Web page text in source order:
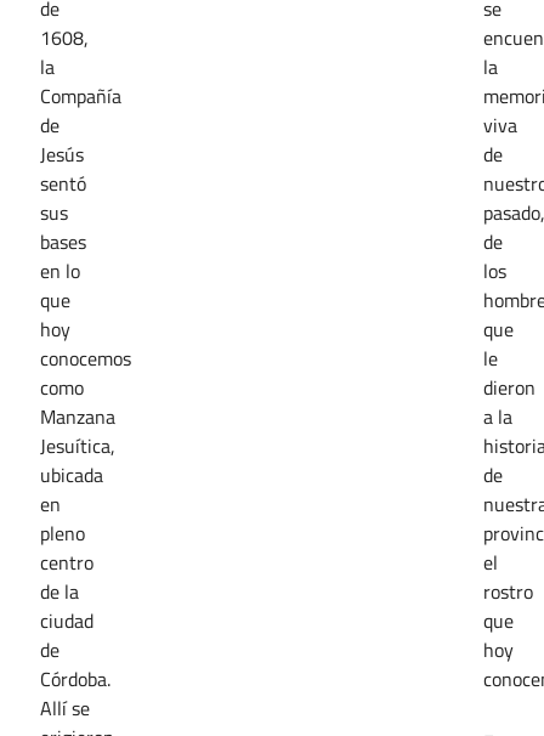
de
1608,
la
Compañía
de
Jesús
sentó
sus
bases
en lo
que
hoy
conocemos
como
Manzana
Jesuítica,
ubicada
en
pleno
centro
de la
ciudad
de
Córdoba.
Allí se
se
la
viva
de
de
los
que
le
dieron
a la
de
el
rostro
que
hoy